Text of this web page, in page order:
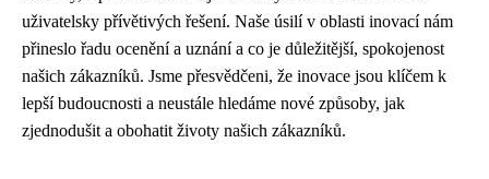
uživatelsky přívětivých řešení. Naše úsilí v oblasti inovací nám
přineslo řadu ocenění a uznání a co je důležitější, spokojenost
našich zákazníků. Jsme přesvědčeni, že inovace jsou klíčem k
lepší budoucnosti a neustále hledáme nové způsoby, jak
zjednodušit a obohatit životy našich zákazníků.